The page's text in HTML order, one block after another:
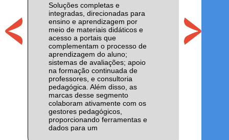
Soluções completas e
integradas, direcionadas para
ensino e aprendizagem por
meio de materiais didáticos e
acesso a portais que
complementam o processo de
aprendizagem do aluno;
sistemas de avaliações; apoio
na formação continuada de
professores, e consultoria
pedagógica. Além disso, as
marcas desse segmento
colaboram ativamente com os
gestores pedagógicos,
proporcionando ferramentas e
dados para um